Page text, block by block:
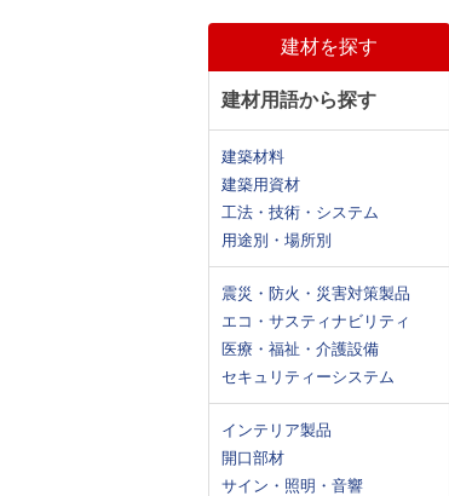
建材を探す
建材用語から探す
建築材料
建築用資材
工法・技術・システム
用途別・場所別
震災・防火・災害対策製品
エコ・サスティナビリティ
医療・福祉・介護設備
セキュリティーシステム
インテリア製品
開口部材
サイン・照明・音響